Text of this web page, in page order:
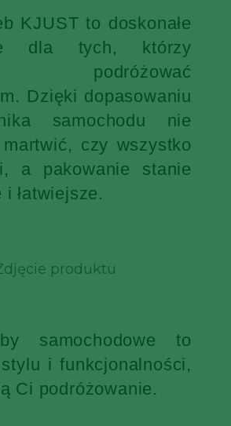
KJUST to doskonałe
dla tych, którzy
podróżować
Dzięki dopasowaniu
samochodu nie
czy wszystko
a pakowanie stanie
łatwiejsze.
samochodowe to
stylu i funkcjonalności,
Ci podróżowanie.